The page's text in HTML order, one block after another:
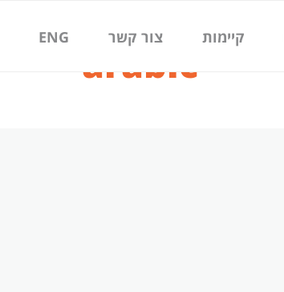
קיימות צור קשר ENG
arabic